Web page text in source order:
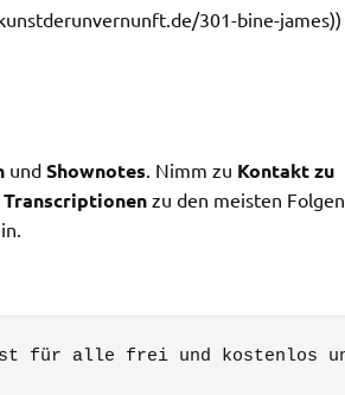
301-bine-james))
und Shownotes . Nimm zu Kontakt zu
zu den meisten Folgen.